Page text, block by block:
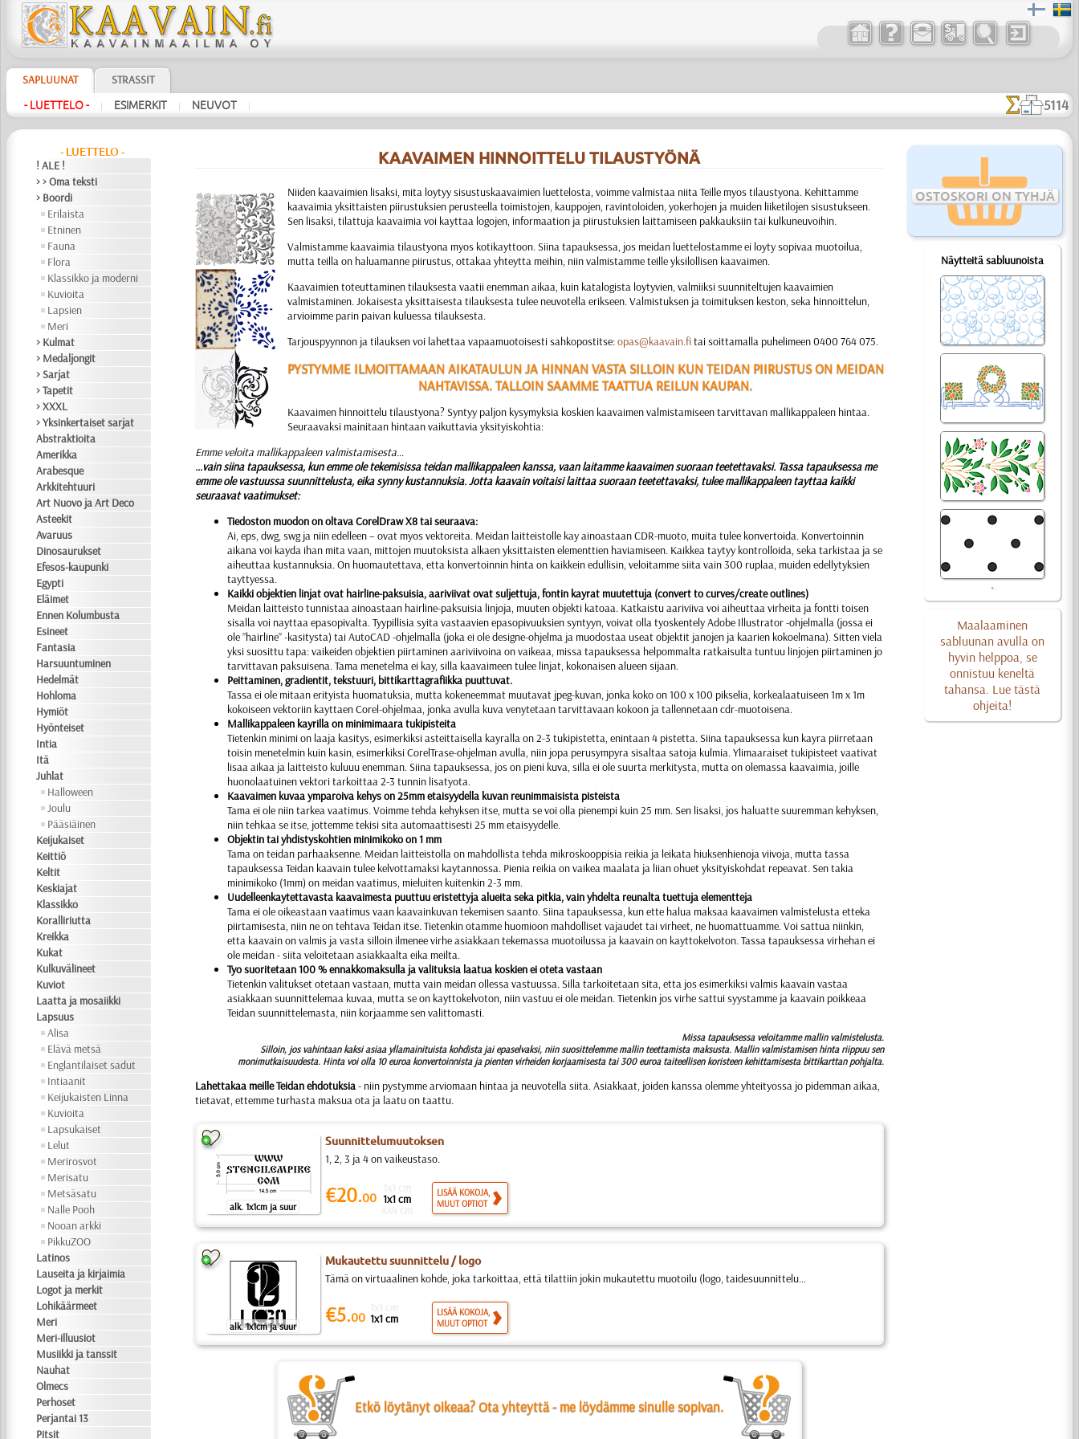
SAPLUUNAT STRASSIT
- LUETTELO - | ESIMERKIT | NEUVOT | 5114
- LUETTELO -
! ALE !
> > Oma teksti
> Boordi
Erilaista
Etninen
Fauna
Flora
Klassikko ja moderni
Kuvioita
Lapsien
Meri
> Kulmat
> Medaljongit
> Sarjat
> Tapetit
> XXXL
> Yksinkertaiset sarjat
Abstraktioita
Amerikka
Arabesque
Arkkitehtuuri
Art Nuovo ja Art Deco
Asteekit
Avaruus
Dinosaurukset
Efesos-kaupunki
Egypti
Eläimet
Ennen Kolumbusta
Esineet
Fantasia
Harsuuntuminen
Hedelmät
Hohloma
Hymiöt
Hyönteiset
Intia
Itä
Juhlat
Halloween
Joulu
Pääsiäinen
Keijukaiset
Keittiö
Keltit
Keskiajat
Klassikko
Koralliriutta
Kreikka
Kukat
Kulkuvälineet
Kuviot
Laatta ja mosaiikki
Lapsuus
Alisa
Elävä metsä
Englantilaiset sadut
Intiaanit
Keijukaisten Linna
Kuvioita
Lapsukaiset
Lelut
Merirosvot
Merisatu
Metsäsatu
Nalle Pooh
Nooan arkki
PikkuZOO
Latinos
Lauseita ja kirjaimia
Logot ja merkit
Lohikäärmeet
Meri
Meri-illuusiot
Musiikki ja tanssit
Nauhat
Olmecs
Perhoset
Perjantai 13
Pitsit
OSTOSKORI ON TYHJÄ
Näytteitä sabluunoista
Maalaaminen
sabluunan avulla on
hyvin helppoa, se
onnistuu keneltä
tahansa. Lue tästä
ohjeita!
KAAVAIMEN HINNOITTELU TILAUSTYÖNÄ
Niiden kaavaimien lisaksi, mita loytyy sisustuskaavaimien luettelosta, voimme valmistaa niita Teille myos tilaustyona. Kehittamme
kaavaimia yksittaisten piirustuksien perusteella toimistojen, kauppojen, ravintoloiden, yokerhojen ja muiden liiketilojen sisustukseen.
Sen lisaksi, tilattuja kaavaimia voi kayttaa logojen, informaation ja piirustuksien laittamiseen pakkauksiin tai kulkuneuvoihin.
Valmistamme kaavaimia tilaustyona myos kotikayttoon. Siina tapauksessa, jos meidan luettelostamme ei loyty sopivaa muotoilua,
mutta teilla on haluamanne piirustus, ottakaa yhteytta meihin, niin valmistamme teille yksilollisen kaavaimen.
Kaavaimien toteuttaminen tilauksesta vaatii enemman aikaa, kuin katalogista loytyvien, valmiiksi suunniteltujen kaavaimien
valmistaminen. Jokaisesta yksittaisesta tilauksesta tulee neuvotella erikseen. Valmistuksen ja toimituksen keston, seka hinnoittelun,
arvioimme parin paivan kuluessa tilauksesta.
Tarjouspyynnon ja tilauksen voi lahettaa vapaamuotoisesti sahkopostitse:opas@kaavain.fitai soittamalla puhelimeen 0400 764 075.
PYSTYMME ILMOITTAMAAN AIKATAULUN JA HINNAN VASTA SILLOIN KUN TEIDAN PIIRUSTUS ON MEIDAN
NAHTAVISSA. TALLOIN SAAMME TAATTUA REILUN KAUPAN.
Kaavaimen hinnoittelu tilaustyona? Syntyy paljon kysymyksia koskien kaavaimen valmistamiseen tarvittavan mallikappaleen hintaa.
Seuraavaksi mainitaan hintaan vaikuttavia yksityiskohtia:
Emme veloita mallikappaleen valmistamisesta…
…vain siina tapauksessa, kun emme ole tekemisissa teidan mallikappaleen kanssa, vaan laitamme kaavaimen suoraan teetettavaksi. Tassa tapauksessa me
emme ole vastuussa suunnittelusta, eika synny kustannuksia. Jotta kaavain voitaisi laittaa suoraan teetettavaksi, tulee mallikappaleen tayttaa kaikki
seuraavat vaatimukset:
Tiedoston muodon on oltava CorelDraw X8 tai seuraava:
Ai, eps, dwg, swg ja niin edelleen – ovat myos vektoreita. Meidan laitteistolle kay ainoastaan CDR-muoto, muita tulee konvertoida. Konvertoinnin
aikana voi kayda ihan mita vaan, mittojen muutoksista alkaen yksittaisten elementtien haviamiseen. Kaikkea taytyy kontrolloida, seka tarkistaa ja se
aiheuttaa kustannuksia. On huomautettava, etta konvertoinnin hinta on kaikkein edullisin, veloitamme siita vain 300 ruplaa, muiden edellytyksien
tayttyessa.
Kaikki objektien linjat ovat hairline-paksuisia, aariviivat ovat suljettuja, fontin kayrat muutettuja (convert to curves/create outlines)
Meidan laitteisto tunnistaa ainoastaan hairline-paksuisia linjoja, muuten objekti katoaa. Katkaistu aariviiva voi aiheuttaa virheita ja fontti toisen
sisalla voi nayttaa epasopivalta. Tyypillisia syita vastaavien epasopivuuksien syntyyn, voivat olla tyoskentely Adobe Illustrator -ohjelmalla (jossa ei
ole ”hairline” -kasitysta) tai AutoCAD -ohjelmalla (joka ei ole designe-ohjelma ja muodostaa useat objektit janojen ja kaarien kokoelmana). Sitten viela
yksi suosittu tapa: vaikeiden objektien piirtaminen aariviivoina on vaikeaa, missa tapauksessa helpommalta ratkaisulta tuntuu linjojen piirtaminen jo
tarvittavan paksuisena. Tama menetelma ei kay, silla kaavaimeen tulee linjat, kokonaisen alueen sijaan.
Peittaminen, gradientit, tekstuuri, bittikarttagrafiikka puuttuvat.
Tassa ei ole mitaan erityista huomatuksia, mutta kokeneemmat muutavat jpeg-kuvan, jonka koko on 100 x 100 pikselia, korkealaatuiseen 1m x 1m
kokoiseen vektoriin kayttaen Corel-ohjelmaa, jonka avulla kuva venytetaan tarvittavaan kokoon ja tallennetaan cdr-muotoisena.
Mallikappaleen kayrilla on minimimaara tukipisteita
Tietenkin minimi on laaja kasitys, esimerkiksi asteittaisella kayralla on 2-3 tukipistetta, enintaan 4 pistetta. Siina tapauksessa kun kayra piirretaan
toisin menetelmin kuin kasin, esimerkiksi CorelTrase-ohjelman avulla, niin jopa perusympyra sisaltaa satoja kulmia. Ylimaaraiset tukipisteet vaativat
lisaa aikaa ja laitteisto kuluuu enemman. Siina tapauksessa, jos on pieni kuva, silla ei ole suurta merkitysta, mutta on olemassa kaavaimia, joille
huonolaatuinen vektori tarkoittaa 2-3 tunnin lisatyota.
Kaavaimen kuvaa ymparoiva kehys on 25mm etaisyydella kuvan reunimmaisista pisteista
Tama ei ole niin tarkea vaatimus. Voimme tehda kehyksen itse, mutta se voi olla pienempi kuin 25 mm. Sen lisaksi, jos haluatte suuremman kehyksen,
niin tehkaa se itse, jottemme tekisi sita automaattisesti 25 mm etaisyydelle.
Objektin tai yhdistyskohtien minimikoko on 1 mm
Tama on teidan parhaaksenne. Meidan laitteistolla on mahdollista tehda mikroskooppisia reikia ja leikata hiuksenhienoja viivoja, mutta tassa
tapauksessa Teidan kaavain tulee kelvottamaksi kaytannossa. Pienia reikia on vaikea maalata ja liian ohuet yksityiskohdat repeavat. Sen takia
minimikoko (1mm) on meidan vaatimus, mieluiten kuitenkin 2-3 mm.
Uudelleenkaytettavasta kaavaimesta puuttuu eristettyja alueita seka pitkia, vain yhdelta reunalta tuettuja elementteja
Tama ei ole oikeastaan vaatimus vaan kaavainkuvan tekemisen saanto. Siina tapauksessa, kun ette halua maksaa kaavaimen valmistelusta etteka
piirtamisesta, niin ne on tehtava Teidan itse. Tietenkin otamme huomioon mahdolliset vajaudet tai virheet, ne huomattuamme. Voi sattua niinkin,
etta kaavain on valmis ja vasta silloin ilmenee virhe asiakkaan tekemassa muotoilussa ja kaavain on kayttokelvoton. Tassa tapauksessa virhehan ei
ole meidan - siita veloitetaan asiakkaalta eika meilta.
Tyo suoritetaan 100 % ennakkomaksulla ja valituksia laatua koskien ei oteta vastaan
Tietenkin valitukset otetaan vastaan, mutta vain meidan ollessa vastuussa. Silla tarkoitetaan sita, etta jos esimerkiksi valmis kaavain vastaa
asiakkaan suunnittelemaa kuvaa, mutta se on kayttokelvoton, niin vastuu ei ole meidan. Tietenkin jos virhe sattui syystamme ja kaavain poikkeaa
Teidan suunnittelemasta, niin korjaamme sen valittomasti.
Missa tapauksessa veloitamme mallin valmistelusta.
Silloin, jos vahintaan kaksi asiaa yllamainituista kohdista jai epaselvaksi, niin suosittelemme mallin teettamista maksusta. Mallin valmistamisen hinta riippuu sen
monimutkaisuudesta. Hinta voi olla 10 euroa konvertoinnista ja pienten virheiden korjaamisesta tai 300 euroa taiteellisen koristeen kehittamisesta bittikarttan pohjalta.
Lahettakaa meille Teidan ehdotuksia- niin pystymme arviomaan hintaa ja neuvotella siita. Asiakkaat, joiden kanssa olemme yhteityossa jo pidemman aikaa,
tietavat, ettemme turhasta maksua ota ja laatu on taattu.
alk. 1x1cm ja suur
Suunnittelumuutoksen
1, 2, 3 ja 4 on vaikeustaso.
€20.00 1x1 cm
LISÄÄ KOKOJA,
MUUT OPTIOT
alk. 1x1cm ja suur
Mukautettu suunnittelu / logo
Tämä on virtuaalinen kohde, joka tarkoittaa, että tilattiin jokin mukautettu muotoilu (logo, taidesuunnittelu...
€5.00 1x1 cm
LISÄÄ KOKOJA,
MUUT OPTIOT
Etkö löytänyt oikeaa? Ota yhteyttä - me löydämme sinulle sopivan.